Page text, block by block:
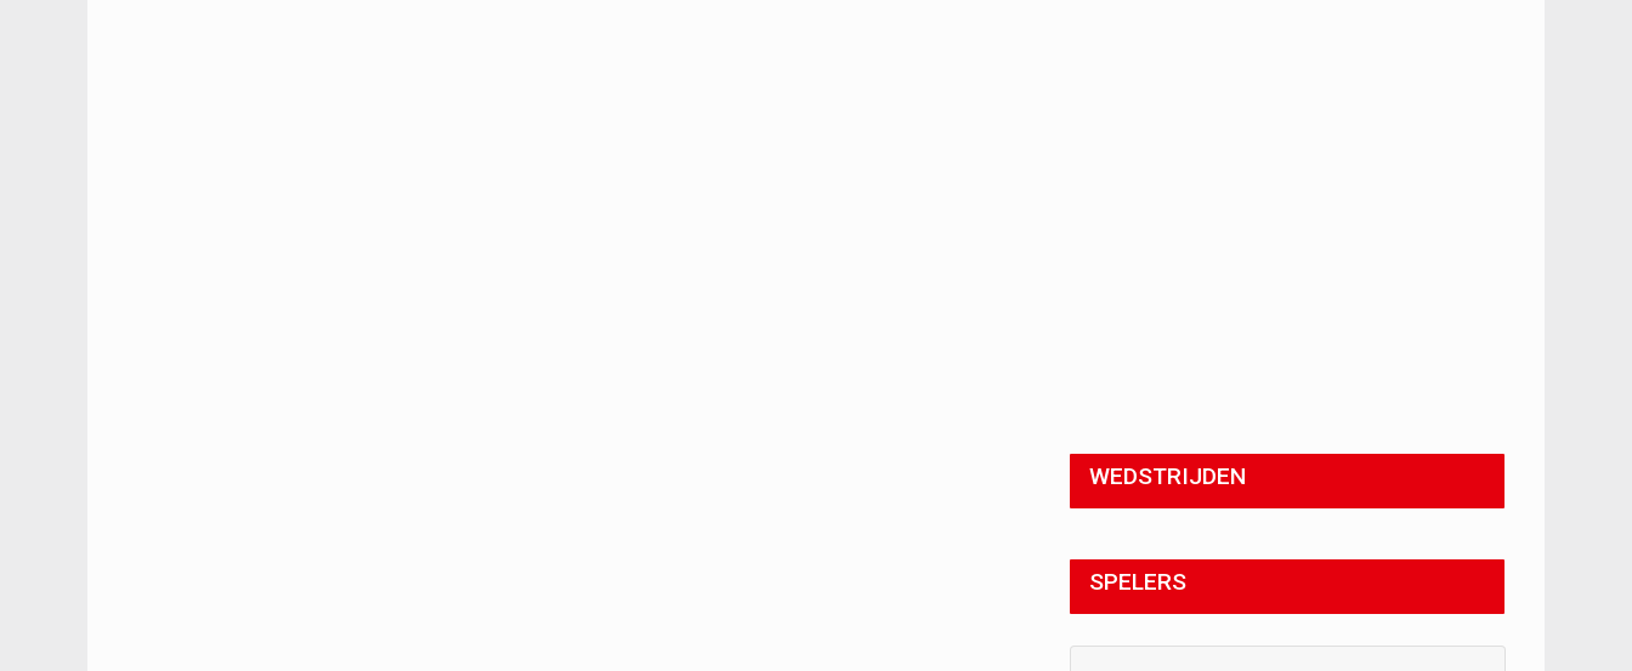
WEDSTRIJDEN
SPELERS